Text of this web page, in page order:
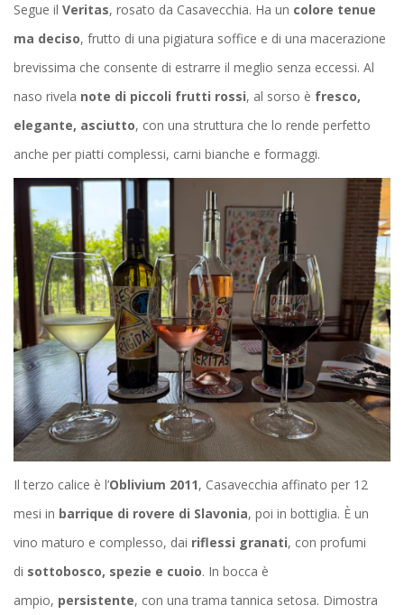
Segue il Veritas, rosato da Casavecchia. Ha un colore tenue
ma deciso, frutto di una pigiatura soffice e di una macerazione
brevissima che consente di estrarre il meglio senza eccessi. Al
naso rivela note di piccoli frutti rossi, al sorso è fresco,
elegante, asciutto, con una struttura che lo rende perfetto
anche per piatti complessi, carni bianche e formaggi.
Il terzo calice è l’Oblivium 2011, Casavecchia affinato per 12
mesi in barrique di rovere di Slavonia, poi in bottiglia. È un
vino maturo e complesso, dai riflessi granati, con profumi
di sottobosco, spezie e cuoio. In bocca è
ampio, persistente, con una trama tannica setosa. Dimostra